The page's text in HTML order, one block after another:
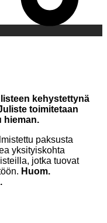
kehystettynä
toimitetaan
hieman.
paksusta
yksityiskohta
jotka tuovat
Huom.